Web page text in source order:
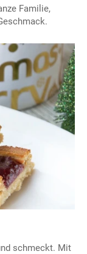
Familie,
schmeckt. Mit